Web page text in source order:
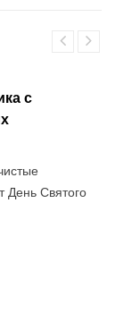
с
День Святого